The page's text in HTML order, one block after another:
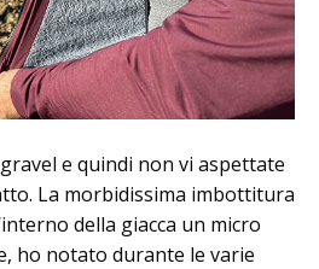
e quindi non vi aspettate
La morbidissima imbottitura
della giacca un micro
ho notato durante le varie